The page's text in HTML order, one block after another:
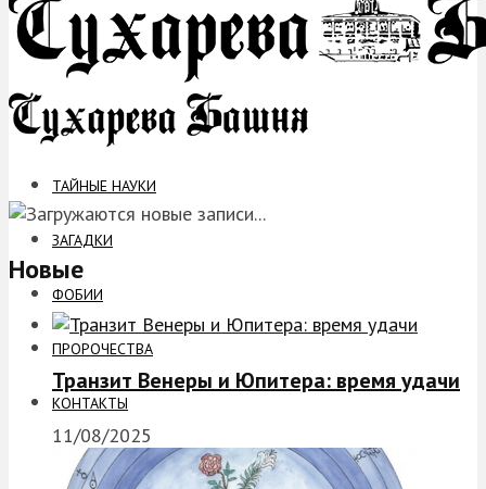
ТАЙНЫЕ НАУКИ
ЗАГАДКИ
ФОБИИ
ПРОРОЧЕСТВА
КОНТАКТЫ
Новые
Транзит Венеры и Юпитера: время удачи
11/08/2025